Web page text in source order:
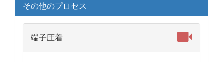
その他のプロセス
端子圧着